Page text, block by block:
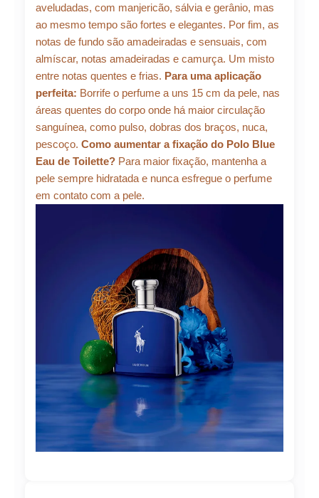
aveludadas, com manjericão, sálvia e gerânio, mas
ao mesmo tempo são fortes e elegantes. Por fim, as
notas de fundo são amadeiradas e sensuais, com
almíscar, notas amadeiradas e camurça. Um misto
entre notas quentes e frias. Para uma aplicação
perfeita: Borrife o perfume a uns 15 cm da pele, nas
áreas quentes do corpo onde há maior circulação
sanguínea, como pulso, dobras dos braços, nuca,
pescoço. Como aumentar a fixação do Polo Blue
Eau de Toilette? Para maior fixação, mantenha a
pele sempre hidratada e nunca esfregue o perfume
em contato com a pele.